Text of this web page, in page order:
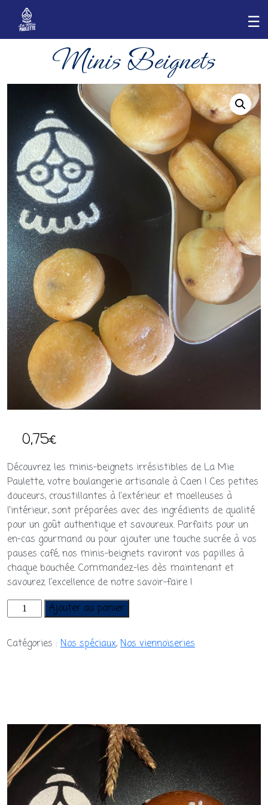
Minis Beignets
0,75€
Découvrez les minis-beignets irrésistibles de La Mie
Paulette, votre boulangerie artisanale à Caen ! Ces petites
douceurs, croustillantes à l’extérieur et moelleuses à
l’intérieur, sont préparées avec des ingrédients de qualité
pour un goût authentique et savoureux. Parfaits pour un
en-cas gourmand ou pour ajouter une touche sucrée à vos
pauses café, nos minis-beignets raviront vos papilles à
chaque bouchée. Commandez-les dès maintenant et
savourez l’excellence de notre savoir-faire !
quantité
de
Beignets
Ajouter au panier
Catégories : Nos spéciaux, Nos viennoiseries